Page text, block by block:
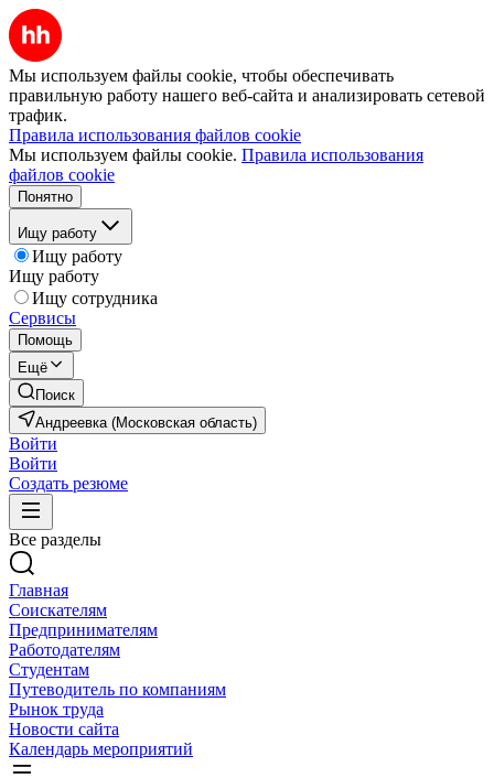
Мы используем файлы cookie, чтобы обеспечивать
правильную работу нашего веб-сайта и анализировать сетевой
трафик.
Правила использования файлов cookie
Мы используем файлы cookie. Правила использования
файлов cookie
Понятно
Ищу работу
Ищу работу
Ищу работу
Ищу сотрудника
Сервисы
Помощь
Ещё
Поиск
Андреевка (Московская область)
Войти
Войти
Создать резюме
Все разделы
Главная
Соискателям
Предпринимателям
Работодателям
Студентам
Путеводитель по компаниям
Рынок труда
Новости сайта
Календарь мероприятий